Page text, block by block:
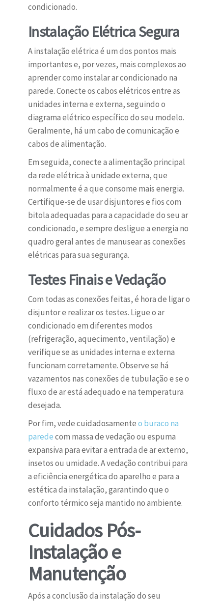
condicionado.
Instalação Elétrica Segura
A instalação elétrica é um dos pontos mais
importantes e, por vezes, mais complexos ao
aprender como instalar ar condicionado na
parede. Conecte os cabos elétricos entre as
unidades interna e externa, seguindo o
diagrama elétrico específico do seu modelo.
Geralmente, há um cabo de comunicação e
cabos de alimentação.
Em seguida, conecte a alimentação principal
da rede elétrica à unidade externa, que
normalmente é a que consome mais energia.
Certifique-se de usar disjuntores e fios com
bitola adequadas para a capacidade do seu ar
condicionado, e sempre desligue a energia no
quadro geral antes de manusear as conexões
elétricas para sua segurança.
Testes Finais e Vedação
Com todas as conexões feitas, é hora de ligar o
disjuntor e realizar os testes. Ligue o ar
condicionado em diferentes modos
(refrigeração, aquecimento, ventilação) e
verifique se as unidades interna e externa
funcionam corretamente. Observe se há
vazamentos nas conexões de tubulação e se o
fluxo de ar está adequado e na temperatura
desejada.
Por fim, vede cuidadosamenteo buraco na
paredecom massa de vedação ou espuma
expansiva para evitar a entrada de ar externo,
insetos ou umidade. A vedação contribui para
a eficiência energética do aparelho e para a
estética da instalação, garantindo que o
conforto térmico seja mantido no ambiente.
Cuidados Pós-
Instalação e
Manutenção
Após a conclusão da instalação do seu